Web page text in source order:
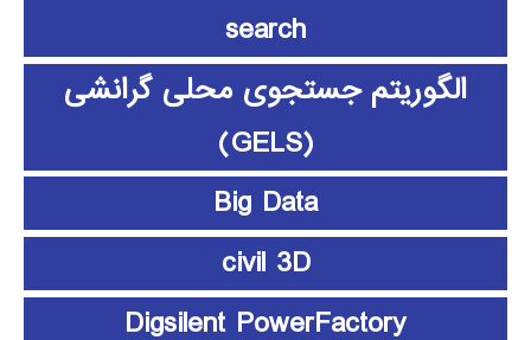
search
الگوریتم جستجوی محلی گرانشی
(GELS)
Big Data
civil 3D
Digsilent PowerFactory